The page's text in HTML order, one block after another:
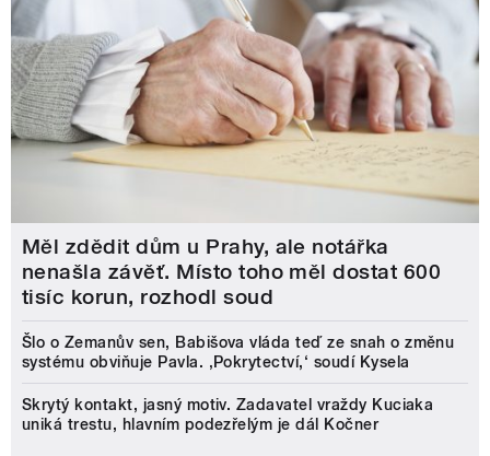
Měl zdědit dům u Prahy, ale notářka
nenašla závěť. Místo toho měl dostat 600
tisíc korun, rozhodl soud
Šlo o Zemanův sen, Babišova vláda teď ze snah o změnu
systému obviňuje Pavla. ‚Pokrytectví,‘ soudí Kysela
Skrytý kontakt, jasný motiv. Zadavatel vraždy Kuciaka
uniká trestu, hlavním podezřelým je dál Kočner